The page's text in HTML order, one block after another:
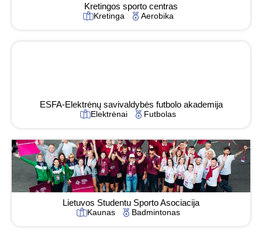
Kretingos sporto centras
Kretinga Aerobika
ESFA-Elektrėnų savivaldybės futbolo akademija
Elektrėnai Futbolas
Lietuvos Studentu Sporto Asociacija
Kaunas Badmintonas